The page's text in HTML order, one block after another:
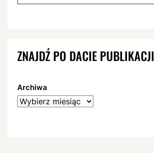
ZNAJDŹ PO DACIE PUBLIKACJI
Archiwa